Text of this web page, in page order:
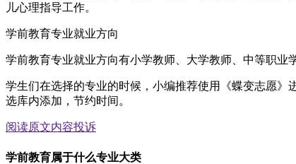
儿心理指导工作。
学前教育专业就业方向
学前教育专业就业方向有小学教师、大学教师、中等职业
学生们在选择的专业的时候，小编推荐使用《蝶变志愿
选库内添加，节约时间。
阅读原文内容投诉
学前教育属于什么专业大类